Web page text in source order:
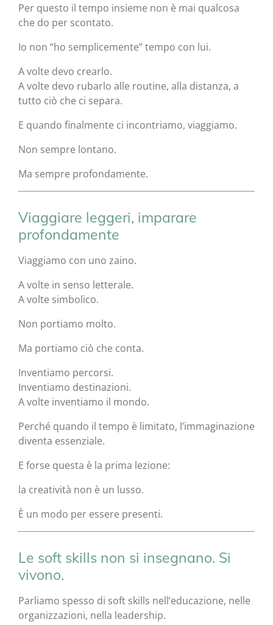
Per questo il tempo insieme non è mai qualcosa
che do per scontato.
Io non “ho semplicemente” tempo con lui.
A volte devo crearlo.
A volte devo rubarlo alle routine, alla distanza, a
tutto ciò che ci separa.
E quando finalmente ci incontriamo, viaggiamo.
Non sempre lontano.
Ma sempre profondamente.
Viaggiare leggeri, imparare
profondamente
Viaggiamo con uno zaino.
A volte in senso letterale.
A volte simbolico.
Non portiamo molto.
Ma portiamo ciò che conta.
Inventiamo percorsi.
Inventiamo destinazioni.
A volte inventiamo il mondo.
Perché quando il tempo è limitato, l’immaginazione
diventa essenziale.
E forse questa è la prima lezione:
la creatività non è un lusso.
È un modo per essere presenti.
Le soft skills non si insegnano. Si
vivono.
Parliamo spesso di soft skills nell’educazione, nelle
organizzazioni, nella leadership.